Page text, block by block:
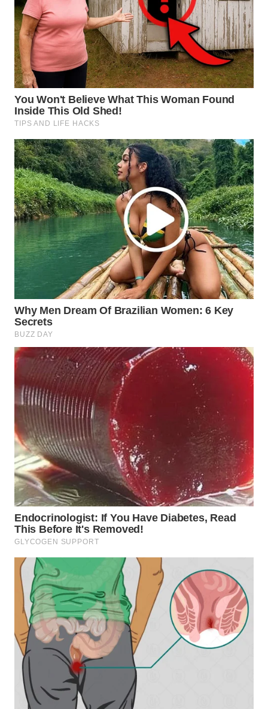
WN
TAPANULI
UTARA
WN
SAMOSIR
WN
PADANG
WN
SUMEDANG
WN
CIANJUR
WN
KEPULAUAN
SERIBU
WN
TANGERANG
WN
BINJAI
WN
CIREBON
WN
INDRAMAYU
WN
KUNINGAN
WN
MAJALENGKA
WN
SUBANG
WN
SUKABUMI
PURWAKARTA